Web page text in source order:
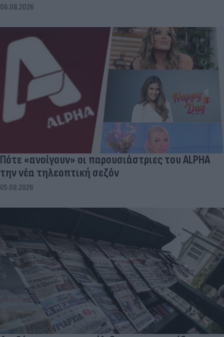
06.08.2026
Πότε «ανοίγουν» οι παρουσιάστριες του ALPHA
την νέα τηλεοπτική σεζόν
05.08.2026